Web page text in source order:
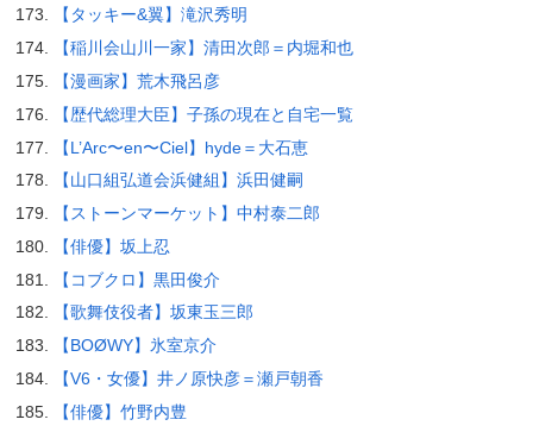
【タッキー&翼】滝沢秀明
【稲川会山川一家】清田次郎＝内堀和也
【漫画家】荒木飛呂彦
【歴代総理大臣】子孫の現在と自宅一覧
【L’Arc〜en〜Ciel】hyde＝大石恵
【山口組弘道会浜健組】浜田健嗣
【ストーンマーケット】中村泰二郎
【俳優】坂上忍
【コブクロ】黒田俊介
【歌舞伎役者】坂東玉三郎
【BOØWY】氷室京介
【V6・女優】井ノ原快彦＝瀬戸朝香
【俳優】竹野内豊